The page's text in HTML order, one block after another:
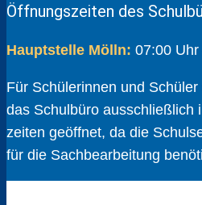
Öffnungszeiten des
Hauptstelle Mölln: 07:00
Für Schülerinnen und
das Schulbüro ausschließlich
zeiten geöffnet, da die
für die Sach­bear­beitung